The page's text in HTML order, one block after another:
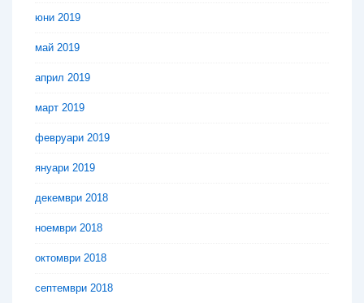
юни 2019
май 2019
април 2019
март 2019
февруари 2019
януари 2019
декември 2018
ноември 2018
октомври 2018
септември 2018